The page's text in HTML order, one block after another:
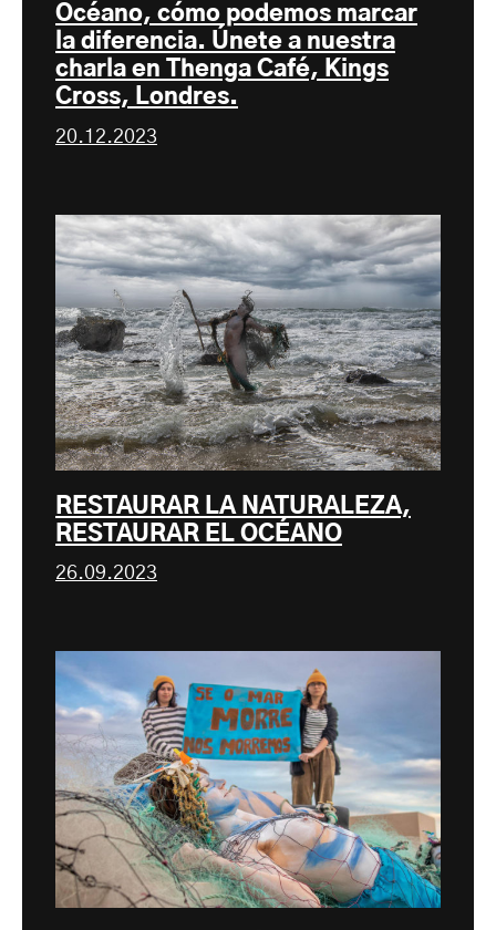
Océano, cómo podemos marcar
la diferencia. Únete a nuestra
charla en Thenga Café, Kings
Cross, Londres.
20.12.2023
RESTAURAR LA NATURALEZA,
RESTAURAR EL OCÉANO
26.09.2023